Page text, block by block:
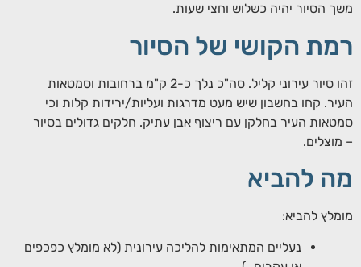
משך הסיור יהיה כשלוש וחצי שעות.
רמת הקושי של הסיור
זהו סיור עירוני קליל. סה"כ נלך כ-2 ק"מ ברחובות וסמטאות
העיר. קחו בחשבון שיש מעט מדרגות ועליות/ירידות קלות וכי
סמטאות העיר בחלקן עם ריצוף אבן עתיק. חלקים גדולים בסיור
– מוצלים.
מה להביא
מומלץ להביא:
נעליים המתאימות להליכה עירונית (לא מומלץ כפכפים